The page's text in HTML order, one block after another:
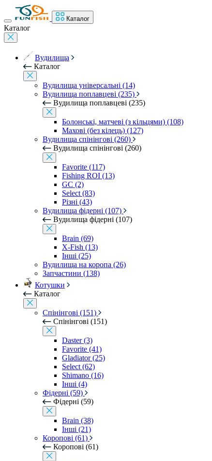
Каталог
Каталог
Вудилища
Каталог
Вудилища універсальні (14)
Вудилища поплавцеві (235)
Вудилища поплавцеві (235)
Болонські, матчеві (з кільцями) (108)
Махові (без кілець) (127)
Вудилища спінінгові (260)
Вудилища спінінгові (260)
Favorite (117)
Fishing ROI (13)
GC (2)
Select (83)
Різні (43)
Вудилища фідерні (107)
Вудилища фідерні (107)
Brain (69)
X-Fish (13)
Інші (25)
Вудилища на коропа (26)
Запчастини (138)
Котушки
Каталог
Спінінгові (151)
Спінінгові (151)
Daster (3)
Favorite (41)
Gladiator (25)
Select (62)
Shimano (16)
Інші (4)
Фідерні (59)
Фідерні (59)
Brain (38)
Інші (21)
Коропові (61)
Коропові (61)